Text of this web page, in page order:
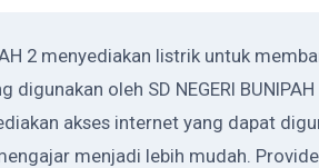
2 menyediakan listrik untuk
digunakan oleh SD NEGERI
akses internet yang dapat
menjadi lebih mudah.